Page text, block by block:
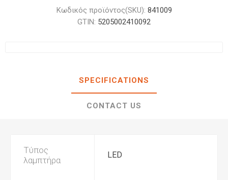
Κωδικός προϊόντος(SKU): 841009
GTIN: 5205002410092
SPECIFICATIONS
CONTACT US
Τύπος
λαμπτήρα
LED